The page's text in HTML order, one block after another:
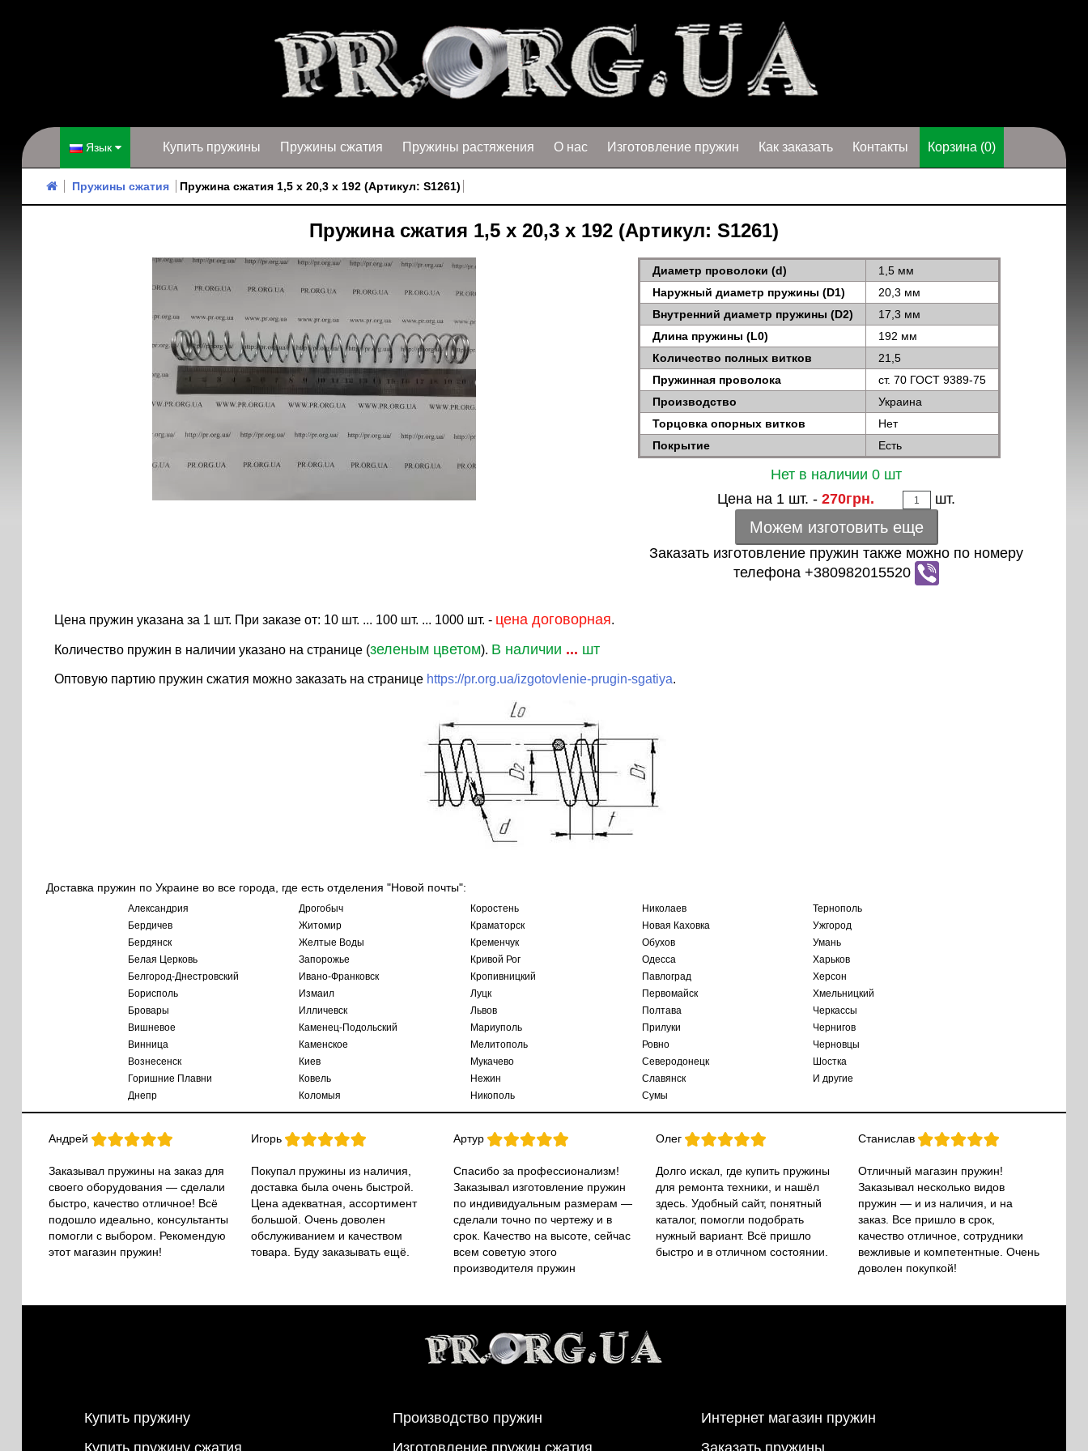
Купить пружины Пружины сжатия Пружины растяжения О нас Изготовление пружин Как заказать Контакты Корзина (0)
Язык
Пружины сжатия Пружина сжатия 1,5 х 20,3 х 192 (Артикул: S1261)
Пружина сжатия 1,5 х 20,3 х 192 (Артикул: S1261)
Диаметр проволоки (d)
1,5 мм
Наружный диаметр пружины (D1)
20,3 мм
Внутренний диаметр пружины (D2)
17,3 мм
Длина пружины (L0)
192 мм
Количество полных витков
21,5
Пружинная проволока
ст. 70 ГОСТ 9389-75
Производство
Украина
Торцовка опорных витков
Нет
Покрытие
Есть
Нет в наличии 0 шт
Цена на 1 шт. -270грн. шт.
Можем изготовить еще
Заказать изготовление пружин также можно по номеру
телефона +380982015520
Цена пружин указана за 1 шт. При заказе от: 10 шт. ... 100 шт. ... 1000 шт. - цена договорная.
Количество пружин в наличии указано на странице (зеленым цветом). В наличии ... шт
Оптовую партию пружин сжатия можно заказать на странице https://pr.org.ua/izgotovlenie-prugin-sgatiya.
Доставка пружин по Украине во все города, где есть отделения "Новой почты":
Александрия
Бердичев
Бердянск
Белая Церковь
Белгород-Днестровский
Борисполь
Бровары
Вишневое
Винница
Вознесенск
Горишние Плавни
Днепр
Дрогобыч
Житомир
Желтые Воды
Запорожье
Ивано-Франковск
Измаил
Илличевск
Каменец-Подольский
Каменское
Киев
Ковель
Коломыя
Коростень
Краматорск
Кременчук
Кривой Рог
Кропивницкий
Луцк
Львов
Мариуполь
Мелитополь
Мукачево
Нежин
Никополь
Николаев
Новая Каховка
Обухов
Одесса
Павлоград
Первомайск
Полтава
Прилуки
Ровно
Северодонецк
Славянск
Сумы
Тернополь
Ужгород
Умань
Харьков
Херсон
Хмельницкий
Черкассы
Чернигов
Черновцы
Шостка
И другие
Андрей
Заказывал пружины на заказ для
своего оборудования — сделали
быстро, качество отличное! Всё
подошло идеально, консультанты
помогли с выбором. Рекомендую
этот магазин пружин!
Игорь
Покупал пружины из наличия,
доставка была очень быстрой.
Цена адекватная, ассортимент
большой. Очень доволен
обслуживанием и качеством
товара. Буду заказывать ещё.
Артур
Спасибо за профессионализм!
Заказывал изготовление пружин
по индивидуальным размерам —
сделали точно по чертежу и в
срок. Качество на высоте, сейчас
всем советую этого
производителя пружин
Олег
Долго искал, где купить пружины
для ремонта техники, и нашёл
здесь. Удобный сайт, понятный
каталог, помогли подобрать
нужный вариант. Всё пришло
быстро и в отличном состоянии.
Станислав
Отличный магазин пружин!
Заказывал несколько видов
пружин — и из наличия, и на
заказ. Все пришло в срок,
качество отличное, сотрудники
вежливые и компетентные. Очень
доволен покупкой!
Купить пружину
Производство пружин
Интернет магазин пружин